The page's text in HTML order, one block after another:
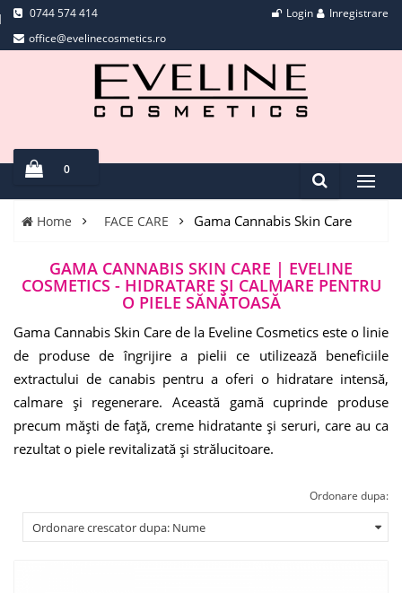
0744 574 414
office@evelinecosmetics.ro
Login Inregistrare
0
Home FACE CARE Gama Cannabis Skin Care
GAMA CANNABIS SKIN CARE | EVELINE
COSMETICS - HIDRATARE ȘI CALMARE PENTRU
O PIELE SĂNĂTOASĂ
Gama Cannabis Skin Care de la Eveline Cosmetics este o linie
de produse de îngrijire a pielii ce utilizează beneficiile
extractului de canabis pentru a oferi o hidratare intensă,
calmare și regenerare. Această gamă cuprinde produse
precum măști de față, creme hidratante și seruri, care au ca
rezultat o piele revitalizată și strălucitoare.
Ordonare dupa: